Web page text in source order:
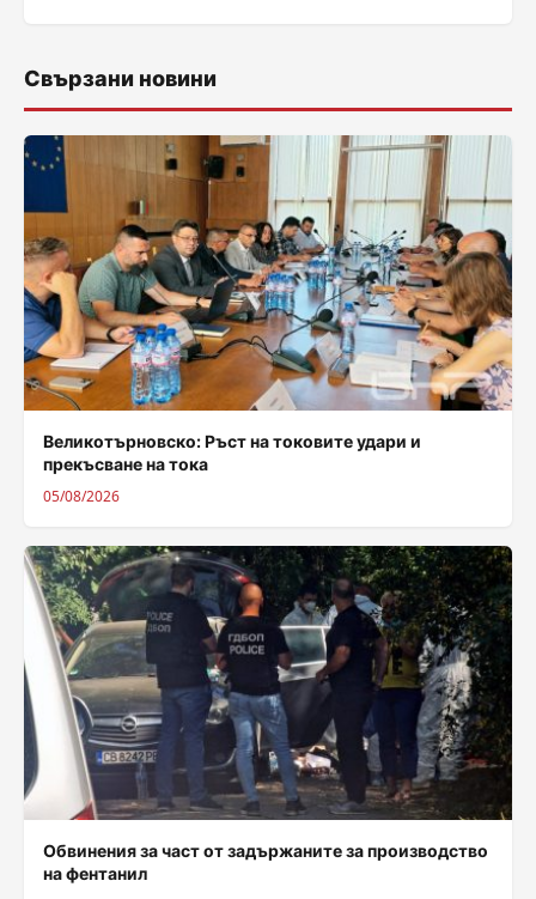
Свързани новини
Великотърновско: Ръст на токовите удари и
прекъсване на тока
05/08/2026
Обвинения за част от задържаните за производство
на фентанил